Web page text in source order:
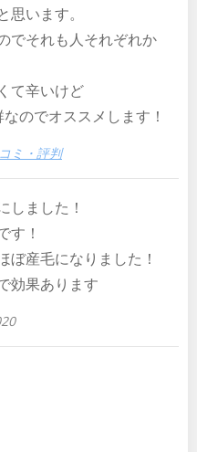
います。
でそれも人それぞれか
て辛いけど
のでオススメします！
ミ・評判
しました！
す！
ぼ産毛になりました！
効果あります